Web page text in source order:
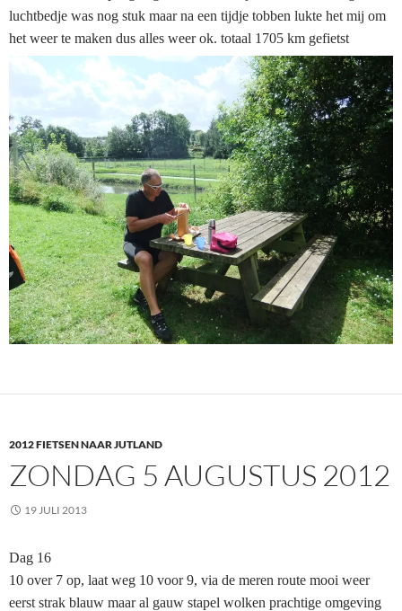
luchtbedje was nog stuk maar na een tijdje tobben lukte het mij om
het weer te maken dus alles weer ok. totaal 1705 km gefietst
2012 FIETSEN NAAR JUTLAND
ZONDAG 5 AUGUSTUS 2012
19 JULI 2013
Dag 16
10 over 7 op, laat weg 10 voor 9, via de meren route mooi weer
eerst strak blauw maar al gauw stapel wolken prachtige omgeving